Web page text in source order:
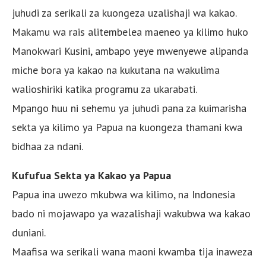
juhudi za serikali za kuongeza uzalishaji wa kakao.
Makamu wa rais alitembelea maeneo ya kilimo huko
Manokwari Kusini, ambapo yeye mwenyewe alipanda
miche bora ya kakao na kukutana na wakulima
walioshiriki katika programu za ukarabati.
Mpango huu ni sehemu ya juhudi pana za kuimarisha
sekta ya kilimo ya Papua na kuongeza thamani kwa
bidhaa za ndani.
Kufufua Sekta ya Kakao ya Papua
Papua ina uwezo mkubwa wa kilimo, na Indonesia
bado ni mojawapo ya wazalishaji wakubwa wa kakao
duniani.
Maafisa wa serikali wana maoni kwamba tija inaweza